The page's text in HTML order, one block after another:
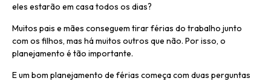
eles estarão em casa todos os dias?
Muitos pais e mães conseguem tirar férias do trabalho junto
com os filhos, mas há muitos outros que não. Por isso, o
planejamento é tão importante.
E um bom planejamento de férias começa com duas perguntas